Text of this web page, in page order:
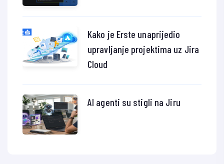
Kako je Erste unaprijedio
upravljanje projektima uz Jira
Cloud
AI agenti su stigli na Jiru